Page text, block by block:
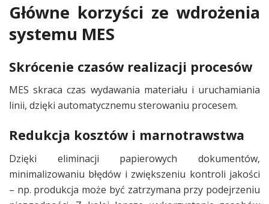
Główne korzyści ze wdrożenia
systemu MES
Skrócenie czasów realizacji procesów
MES skraca czas wydawania materiału i uruchamiania
linii, dzięki automatycznemu sterowaniu procesem.
Redukcja kosztów i marnotrawstwa
Dzięki eliminacji papierowych dokumentów,
minimalizowaniu błędów i zwiększeniu kontroli jakości
– np. produkcja może być zatrzymana przy podejrzeniu